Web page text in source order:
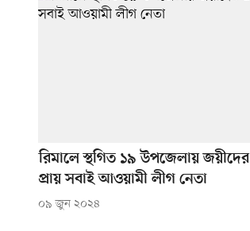
রিমালে স্থগিত ১৯ উপজেলায় জয়ীদের
প্রায় সবাই আওয়ামী লীগ নেতা
০৯ জুন ২০২৪